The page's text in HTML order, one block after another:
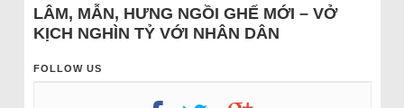
LÂM, MẪN, HƯNG NGỒI GHẾ MỚI – VỞ
KỊCH NGHÌN TỶ VỚI NHÂN DÂN
FOLLOW US